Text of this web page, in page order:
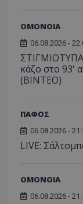
ΟΜΟΝΟΙΑ
06.08.2026 -
κάζο στο 93'
(ΒΙΝΤΕΟ)
ΠΑΦΟΣ
06.08.2026 -
LIVE:
ΟΜΟΝΟΙΑ
06.08.2026 -